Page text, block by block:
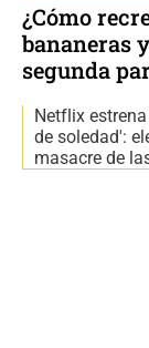
¿Cómo
bananeras
segunda
Netflix
de soledad':
masacre de